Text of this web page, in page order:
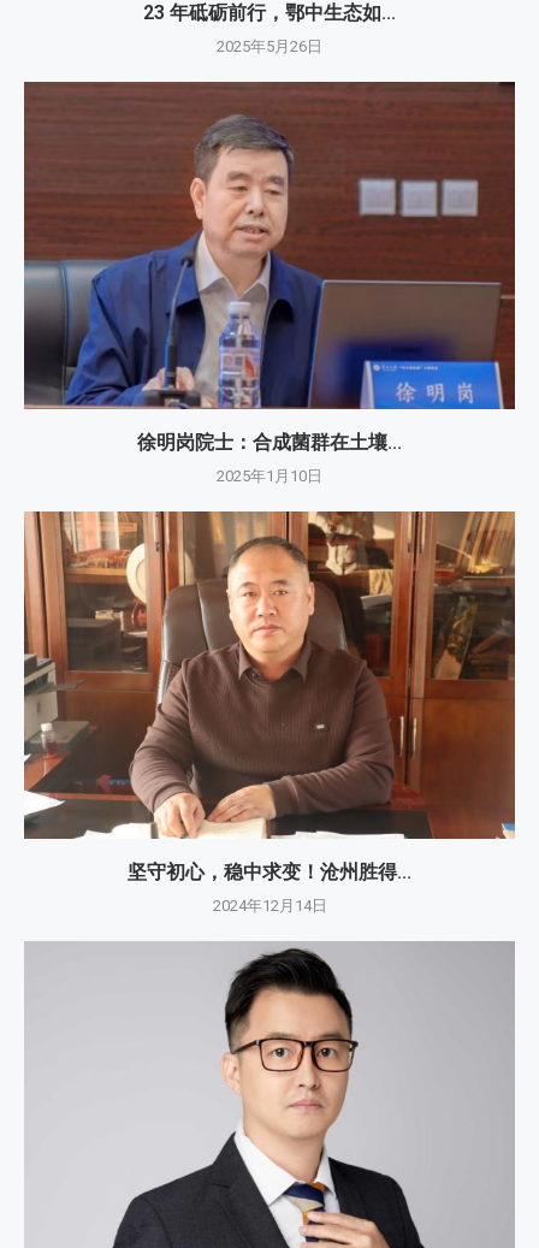
23 年砥砺前行，鄂中生态如...
2025年5月26日
徐明岗院士：​合成菌群在土壤...
2025年1月10日
坚守初心，稳中求变！沧州胜得...
2024年12月14日